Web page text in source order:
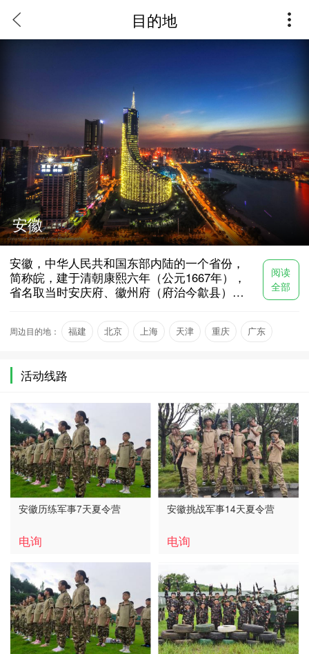
目的地
安徽
安徽，中华人民共和国东部内陆的一个省份，
简称皖，建于清朝康熙六年（公元1667年），
省名取当时安庆府、徽州府（府治今歙县）两
春秋时期有皖国而简称皖。 …
阅读
全部
周边目的地： 福建 北京 上海 天津 重庆 广东
活动线路
安徽历练军事7天夏令营
电询
安徽挑战军事14天夏令营
电询